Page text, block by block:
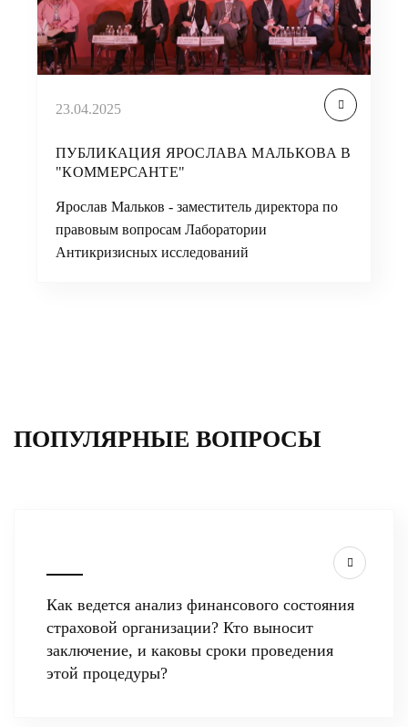
23.04.2025
ПУБЛИКАЦИЯ ЯРОСЛАВА МАЛЬКОВА В
"КОММЕРСАНТЕ"
Ярослав Мальков - заместитель директора по
правовым вопросам Лаборатории
Антикризисных исследований
ПОПУЛЯРНЫЕ ВОПРОСЫ
Как ведется анализ финансового состояния
страховой организации? Кто выносит
заключение, и каковы сроки проведения
этой процедуры?